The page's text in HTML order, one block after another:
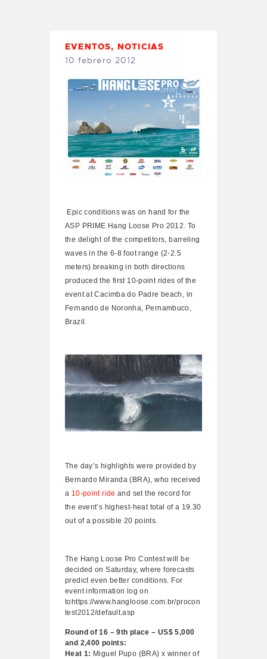
PEDIDOS
EVENTOS, NOTICIAS
10 febrero 2012
Epic conditions was on hand for the
ASP PRIME Hang Loose Pro 2012. To
the delight of the competitors, barreling
waves in the 6-8 foot range (2-2.5
meters) breaking in both directions
produced the first 10-point rides of the
event at Cacimba do Padre beach, in
Fernando de Noronha, Pernambuco,
Brazil.
The day’s highlights were provided by
Bernardo Miranda (BRA), who received
a 10-point ride and set the record for
the event’s highest-heat total of a 19.30
out of a possible 20 points.
The Hang Loose Pro Contest will be
decided on Saturday, where forecasts
predict even better conditions. For
event information log on
tohttps://www.hangloose.com.br/procon
test2012/default.asp
Round of 16 – 9th place – US$ 5,000
and 2,400 points:
Heat 1: Miguel Pupo (BRA) x winner of